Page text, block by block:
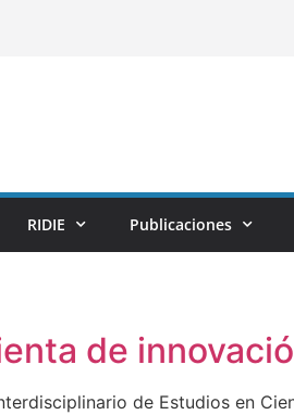
RIDIE Publicaciones
de
de Estudios en